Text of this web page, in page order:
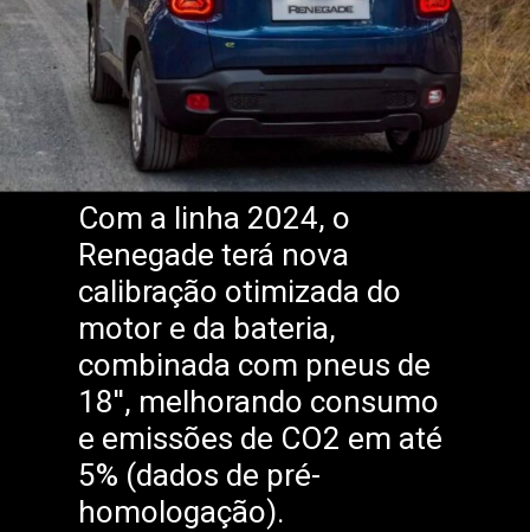
Com a linha 2024, o
Renegade terá nova
calibração otimizada do
motor e da bateria,
combinada com pneus de
18'', melhorando consumo
e emissões de CO2 em até
5% (dados de pré-
homologação).